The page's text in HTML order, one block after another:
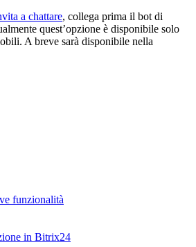
a chattare, collega prima il bot di
quest’opzione è disponibile solo
A breve sarà disponibile nella
funzionalità
in Bitrix24